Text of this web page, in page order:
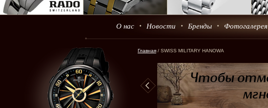
О нас Новости Бренды Фотогалерея
Главная / SWISS MILITARY HANOWA